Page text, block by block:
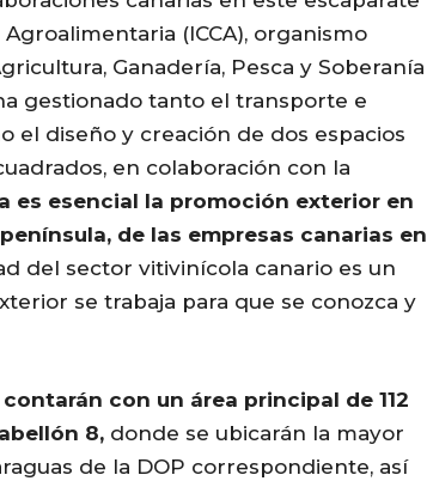
(ICCA), organismo
Ganadería, Pesca y Soberanía
gestionado tanto el transporte e
el diseño y creación de dos espacios
en colaboración con la
es esencial la promoción exterior en
de las empresas canarias en
del sector vitivinícola canario es un
se trabaja para que se conozca y
con un área principal de 112
8, donde se ubicarán la mayor
de la DOP correspondiente, así